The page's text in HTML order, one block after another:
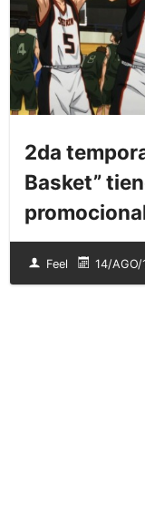
2da
Basket”
Feel 14/AGO/